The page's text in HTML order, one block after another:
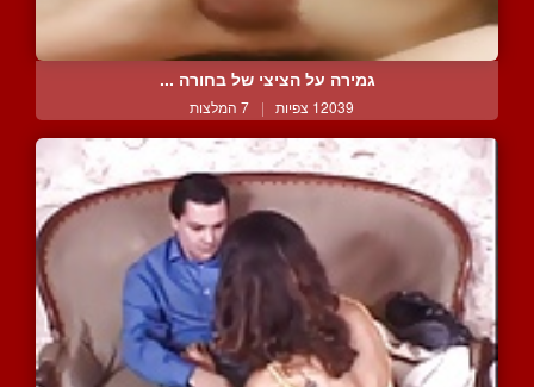
גמירה על הציצי של בחורה ...
12039 צפיות | 7 המלצות